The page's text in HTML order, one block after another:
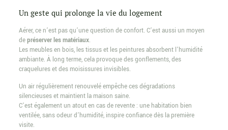
Un geste qui prolonge la vie du logement
Aérer, ce n’est pas qu’une question de confort. C’est aussi un moyen
depréserver les matériaux.
Les meubles en bois, les tissus et les peintures absorbent l’humidité
ambiante. À long terme, cela provoque des gonflements, des
craquelures et des moisissures invisibles.
Un air régulièrement renouvelé empêche ces dégradations
silencieuses et maintient la maison saine.
C’est également un atout en cas de revente : une habitation bien
ventilée, sans odeur d’humidité, inspire confiance dès la première
visite.